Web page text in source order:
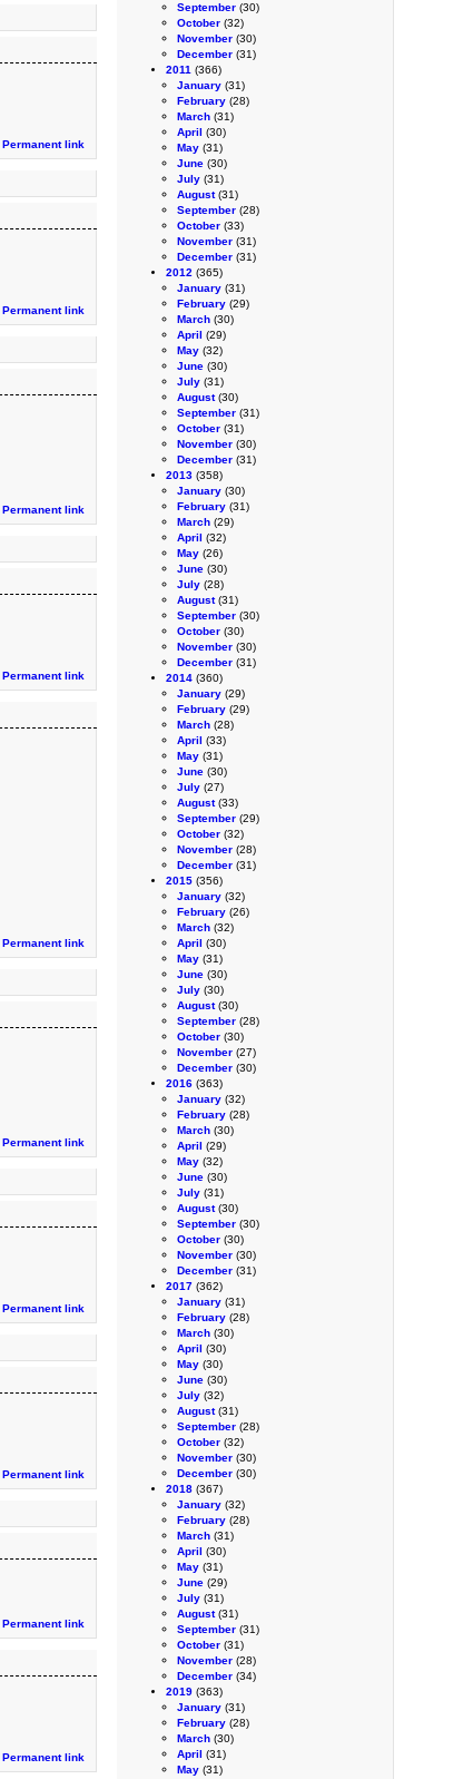
September (30)
October (32)
November (30)
December (31)
2011 (366)
January (31)
February (28)
March (31)
April (30)
May (31)
June (30)
July (31)
August(31)
September (28)
October (33)
November (31)
December (31)
2012 (365)
January (31)
February (29)
March (30)
April (29)
May (32)
June (30)
July (31)
August(30)
September (31)
October (31)
November (30)
December (31)
2013 (358)
January (30)
February (31)
March (29)
April (32)
May (26)
June (30)
July (28)
August(31)
September (30)
October (30)
November (30)
December (31)
2014 (360)
January (29)
February (29)
March (28)
April (33)
May (31)
June (30)
July (27)
August(33)
September (29)
October (32)
November (28)
December (31)
2015 (356)
January (32)
February (26)
March (32)
April (30)
May (31)
June (30)
July (30)
August(30)
September (28)
October (30)
November (27)
December (30)
2016 (363)
January (32)
February (28)
March (30)
April (29)
May (32)
June (30)
July (31)
August(30)
September (30)
October (30)
November (30)
December (31)
2017 (362)
January (31)
February (28)
March (30)
April (30)
May (30)
June (30)
July (32)
August(31)
September (28)
October (32)
November (30)
December (30)
2018 (367)
January (32)
February (28)
March (31)
April (30)
May (31)
June (29)
July (31)
August(31)
September (31)
October (31)
November (28)
December (34)
2019 (363)
January (31)
February (28)
March (30)
April (31)
May (31)
Permanent link
Permanent link
Permanent link
Permanent link
Permanent link
Permanent link
Permanent link
Permanent link
Permanent link
Permanent link